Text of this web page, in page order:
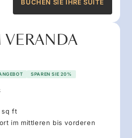
BUCHEN SIE IHRE SUITE
VERANDA
SPAREN SIE 20%
sq ft
im mittleren bis vorderen